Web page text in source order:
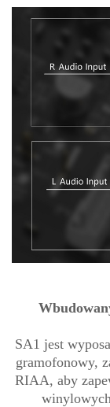
SA1 jest
gramofonowy,
RIAA, aby